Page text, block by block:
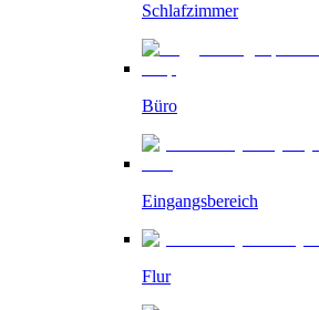
Schlafzimmer
Büro
Eingangsbereich
Flur